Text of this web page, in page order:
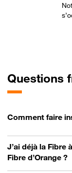
Questions
Comment faire
J’ai déjà la Fibre
Fibre d’Orange ?